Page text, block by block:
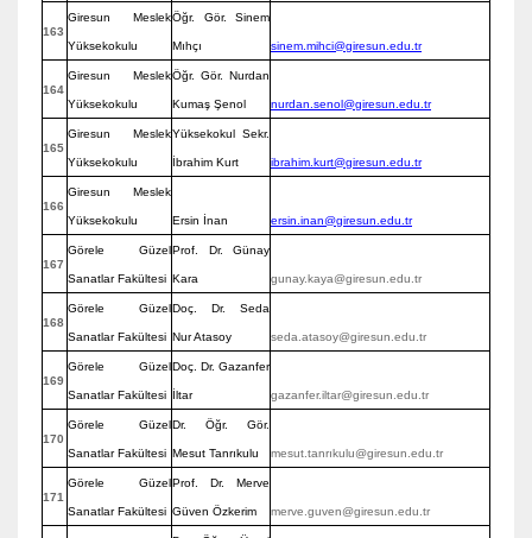
163
Giresun Meslek
Yüksekokulu
Öğr. Gör. Sinem
Mıhçı sinem.mihci@giresun.edu.tr
164
Giresun Meslek
Yüksekokulu
Öğr. Gör. Nurdan
Kumaş Şenol nurdan.senol@giresun.edu.tr
165
Giresun Meslek
Yüksekokulu
Yüksekokul Sekr.
İbrahim Kurt ibrahim.kurt@giresun.edu.tr
166
Giresun Meslek
Yüksekokulu Ersin İnan ersin.inan@giresun.edu.tr
167
Görele Güzel
Sanatlar Fakültesi
Prof. Dr. Günay
Kara gunay.kaya@giresun.edu.tr
168
Görele Güzel
Sanatlar Fakültesi
Doç. Dr. Seda
Nur Atasoy seda.atasoy@giresun.edu.tr
169
Görele Güzel
Sanatlar Fakültesi
Doç. Dr. Gazanfer
İltar gazanfer.iltar@giresun.edu.tr
170
Görele Güzel
Sanatlar Fakültesi
Dr. Öğr. Gör.
Mesut Tanrıkulu mesut.tanrıkulu@giresun.edu.tr
171
Görele Güzel
Sanatlar Fakültesi
Prof. Dr. Merve
Güven Özkerim merve.guven@giresun.edu.tr